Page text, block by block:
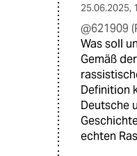
25.06.2025,
@621909
Was soll
Gemäß
Definition
Deutsche
echten